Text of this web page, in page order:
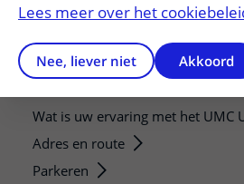
Zorgverlenersportaal
Service, contact en faciliteiten
Wat is uw ervaring met het UMC
Adres en route
Parkeren
Lees meer over het
Nee, liever niet Akkoord